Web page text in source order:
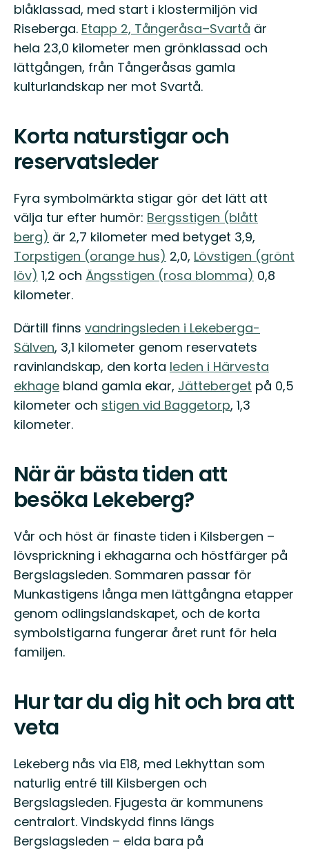
blåklassad, med start i klostermiljön vid
Riseberga. Etapp 2, Tångeråsa–Svartå är
hela 23,0 kilometer men grönklassad och
lättgången, från Tångeråsas gamla
kulturlandskap ner mot Svartå.
Korta naturstigar och
reservatsleder
Fyra symbolmärkta stigar gör det lätt att
välja tur efter humör: Bergsstigen (blått
berg) är 2,7 kilometer med betyget 3,9,
Torpstigen (orange hus) 2,0, Lövstigen (grönt
löv) 1,2 och Ängsstigen (rosa blomma) 0,8
kilometer.
Därtill finns vandringsleden i Lekeberga-
Sälven, 3,1 kilometer genom reservatets
ravinlandskap, den korta leden i Härvesta
ekhage bland gamla ekar, Jätteberget på 0,5
kilometer och stigen vid Baggetorp, 1,3
kilometer.
När är bästa tiden att
besöka Lekeberg?
Vår och höst är finaste tiden i Kilsbergen –
lövsprickning i ekhagarna och höstfärger på
Bergslagsleden. Sommaren passar för
Munkastigens långa men lättgångna etapper
genom odlingslandskapet, och de korta
symbolstigarna fungerar året runt för hela
familjen.
Hur tar du dig hit och bra att
veta
Lekeberg nås via E18, med Lekhyttan som
naturlig entré till Kilsbergen och
Bergslagsleden. Fjugesta är kommunens
centralort. Vindskydd finns längs
Bergslagsleden – elda bara på